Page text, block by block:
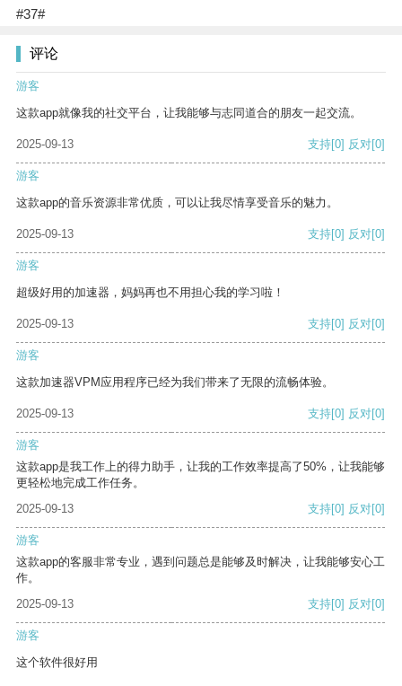
#37#
评论
游客
这款app就像我的社交平台，让我能够与志同道合的朋友一起交流。
2025-09-13 支持[0] 反对[0]
游客
这款app的音乐资源非常优质，可以让我尽情享受音乐的魅力。
2025-09-13 支持[0] 反对[0]
游客
超级好用的加速器，妈妈再也不用担心我的学习啦！
2025-09-13 支持[0] 反对[0]
游客
这款加速器VPM应用程序已经为我们带来了无限的流畅体验。
2025-09-13 支持[0] 反对[0]
游客
这款app是我工作上的得力助手，让我的工作效率提高了50%，让我能够
更轻松地完成工作任务。
2025-09-13
支持[0] 反对[0]
游客
这款app的客服非常专业，遇到问题总是能够及时解决，让我能够安心工
作。
2025-09-13
支持[0] 反对[0]
游客
这个软件很好用